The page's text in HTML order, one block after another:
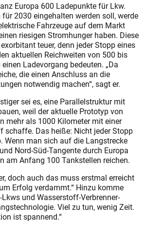
Europa 600 Ladepunkte für Lkw.
2030 eingehalten werden soll, werde
Fahrzeuge auf dem Markt
riesigen Stromhunger haben. Diese
teuer, denn jeder Stopp eines
aktuellen Reichweiten von 500 bis
Ladevorgang bedeuten. „Da
die einen Anschluss an die
notwendig machen“, sagt er.
sei es, eine Parallelstruktur mit
weil der aktuelle Prototyp von
mehr als 1000 Kilometer mit einer
schaffe. Das heiße: Nicht jeder Stopp
Wenn man sich auf die Langstrecke
Nord-Süd-Tangente durch Europa
am Anfang 100 Tankstellen reichen.
doch auch das muss erstmal erreicht
Erfolg verdammt.“ Hinzu komme
und Wasserstoff-Verbrenner-
Viel zu tun, wenig Zeit.
ist spannend.“